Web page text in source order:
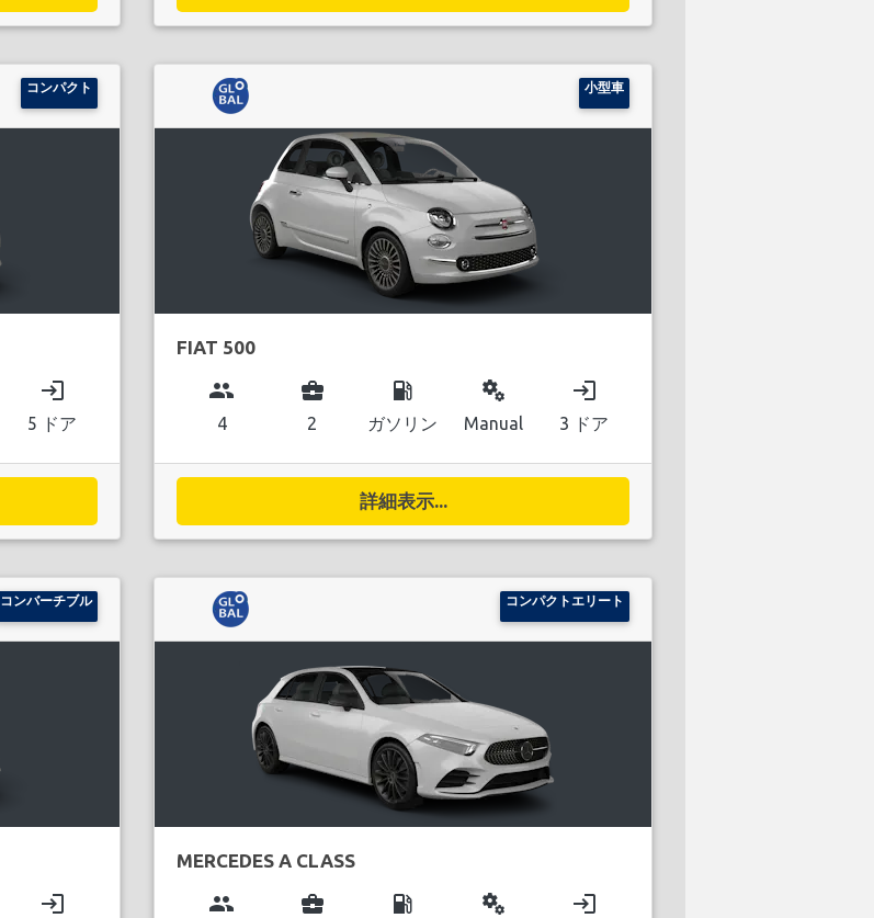
コンパクト
login
5 ドア
小型車
FIAT 500
group
4
business_center
2
local_gas_station
ガソリン
miscellaneous_services
Manual
login
3 ドア
詳細表示...
コンバーチブル
login
コンパクトエリート
MERCEDES A CLASS
group business_center local_gas_station miscellaneous_services login